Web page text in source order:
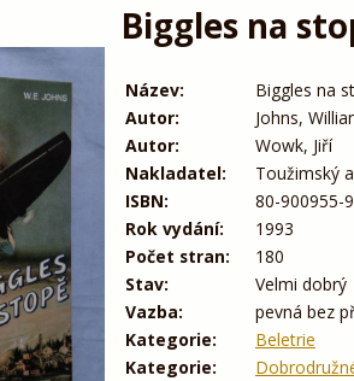
Biggles na
Název:
Biggles na
Autor:
Johns,
Autor:
Wowk, Jiří
Nakladatel:
Toužimský
ISBN:
80-900955-
Rok vydání:
1993
Počet stran:
180
Stav:
Velmi dobrý
Vazba:
pevná bez
Kategorie:
Beletrie
Kategorie: